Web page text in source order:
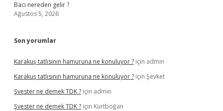
Bacı nereden gelir ?
Ağustos 5, 2026
Son yorumlar
Karakuş tatlısının hamuruna ne konuluyor ? için admin
Karakuş tatlısının hamuruna ne konuluyor ? için Şevket
Şvester ne demek TDK ? için admin
Şvester ne demek TDK ? için Kurtboğan